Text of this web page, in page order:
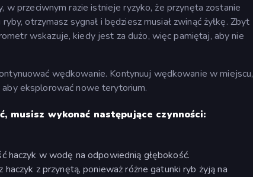
przeciwnym razie istnieje ryzyko, że przynęta zostanie
otrzymasz sygnał i będziesz musiał zwinąć żyłkę. Zbyt
wskazuje, kiedy jest za dużo, więc pamiętaj, aby nie
wędkowanie. Kontynuuj wędkowanie w miejscu,
eksplorować nowe terytorium.
musisz wykonać następujące czynności:
haczyk w wodę na odpowiednią głębokość.
z przynętą, ponieważ różne gatunki ryb żyją na